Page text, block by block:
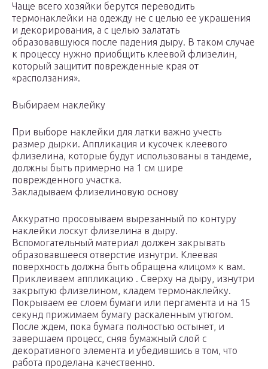
Чаще всего хозяйки берутся переводить
термонаклейки на одежду не с целью ее украшения
и декорирования, а с целью залатать
образовавшуюся после падения дыру. В таком случае
к процессу нужно приобщить клеевой флизелин,
который защитит поврежденные края от
«расползания».
Выбираем наклейку
При выборе наклейки для латки важно учесть
размер дырки. Аппликация и кусочек клеевого
флизелина, которые будут использованы в тандеме,
должны быть примерно на 1 см шире
поврежденного участка.
Закладываем флизелиновую основу
Аккуратно просовываем вырезанный по контуру
наклейки лоскут флизелина в дыру.
Вспомогательный материал должен закрывать
образовавшееся отверстие изнутри. Клеевая
поверхность должна быть обращена «лицом» к вам.
Приклеиваем аппликацию . Сверху на дыру, изнутри
закрытую флизелином, кладем термонаклейку.
Покрываем ее слоем бумаги или пергамента и на 15
секунд прижимаем бумагу раскаленным утюгом.
После ждем, пока бумага полностью остынет, и
завершаем процесс, сняв бумажный слой с
декоративного элемента и убедившись в том, что
работа проделана качественно.